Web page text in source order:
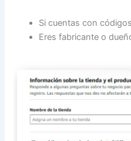
Si cuentas con
Eres fabricante o